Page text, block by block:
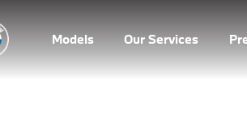
Models Our Services